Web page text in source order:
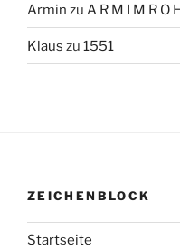
Armin zu A R M I M R O
Klaus zu 1551
ZEICHENBLOCK
Startseite